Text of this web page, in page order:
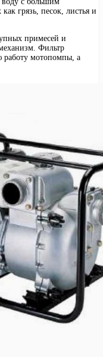
грязь, песок, листья и
примесей и
Фильтр
работу мотопомпы, а